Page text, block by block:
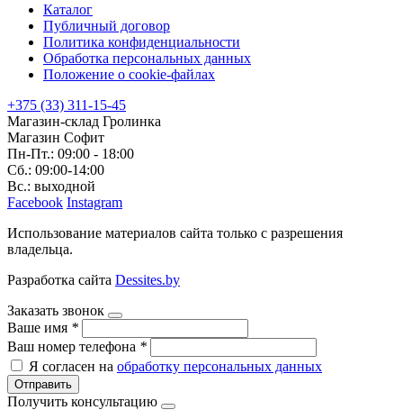
Каталог
Публичный договор
Политика конфиденциальности
Обработка персональных данных
Положение о cookie-файлах
+375 (33) 311-15-45
Магазин-склад Гролинка
Магазин Софит
Пн-Пт.: 09:00 - 18:00
Сб.: 09:00-14:00
Вс.: выходной
Facebook Instagram
Использование материалов сайта только с разрешения
владельца.
Разработка сайта Dessites.by
Заказать звонок
Ваше имя *
Ваш номер телефона *
Я согласен на обработку персональных данных
Отправить
Получить консультацию